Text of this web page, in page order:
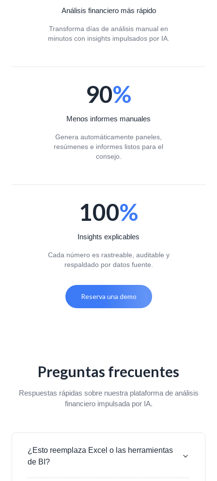
Análisis financiero más rápido
Transforma días de análisis manual en
minutos con insights impulsados por IA.
90%
Menos informes manuales
Genera automáticamente paneles,
resúmenes e informes listos para el
consejo.
100%
Insights explicables
Cada número es rastreable, auditable y
respaldado por datos fuente.
Reserva una demo
Preguntas frecuentes
Respuestas rápidas sobre nuestra plataforma de análisis
financiero impulsada por IA.
¿Esto reemplaza Excel o las herramientas
de BI?